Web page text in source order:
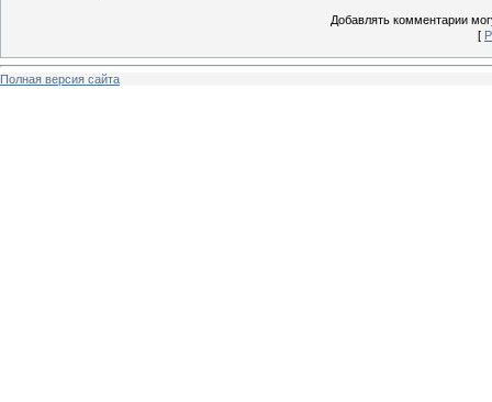
Добавлять комментарии
[
Полная версия сайта